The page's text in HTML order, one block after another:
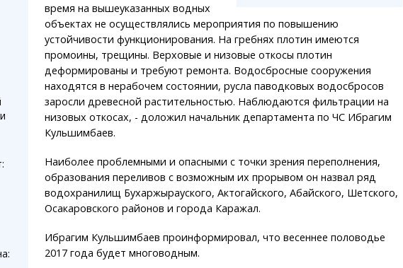
время на вышеуказанных водных
объектах не осуществлялись мероприятия по повышению
устойчивости функционирования. На гребнях плотин имеются
промоины, трещины. Верховые и низовые откосы плотин
деформированы и требуют ремонта. Водосбросные сооружения
находятся в нерабочем состоянии, русла паводковых водосбросов
заросли древесной растительностью. Наблюдаются фильтрации на
низовых откосах, - доложил начальник департамента по ЧС Ибрагим
Кульшимбаев.
Наиболее проблемными и опасными с точки зрения переполнения,
образования переливов с возможным их прорывом он назвал ряд
водохранилищ Бухаржырауского, Актогайского, Абайского, Шетского,
Осакаровского районов и города Каражал.
Ибрагим Кульшимбаев проинформировал, что весеннее половодье
2017 года будет многоводным.